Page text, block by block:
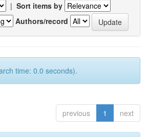
| Sort items by
Authors/record
time: 0.0 seconds).
previous 1 next